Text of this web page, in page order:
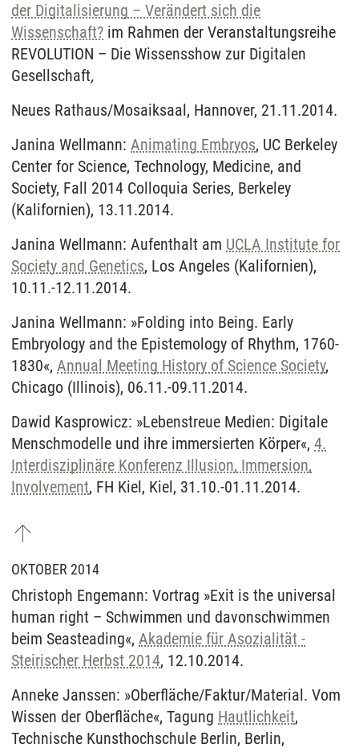
der Digitalisierung – Verändert sich die
Wissenschaft? im Rahmen der Veranstaltungsreihe
REVOLUTION – Die Wissensshow zur Digitalen
Gesellschaft,
Neues Rathaus/Mosaiksaal, Hannover, 21.11.2014.
Janina Wellmann: Animating Embryos, UC Berkeley
Center for Science, Technology, Medicine, and
Society, Fall 2014 Colloquia Series, Berkeley
(Kalifornien), 13.11.2014.
Janina Wellmann: Aufenthalt am UCLA Institute for
Society and Genetics, Los Angeles (Kalifornien),
10.11.-12.11.2014.
Janina Wellmann: »Folding into Being. Early
Embryology and the Epistemology of Rhythm, 1760-
1830«, Annual Meeting History of Science Society,
Chicago (Illinois), 06.11.-09.11.2014.
Dawid Kasprowicz: »Lebenstreue Medien: Digitale
Menschmodelle und ihre immersierten Körper«, 4.
Interdisziplinäre Konferenz Illusion, Immersion,
Involvement, FH Kiel, Kiel, 31.10.-01.11.2014.
OKTOBER 2014
Christoph Engemann: Vortrag »Exit is the universal
human right – Schwimmen und davonschwimmen
beim Seasteading«, Akademie für Asozialität -
Steirischer Herbst 2014, 12.10.2014.
Anneke Janssen: »Oberfläche/Faktur/Material. Vom
Wissen der Oberfläche«, Tagung Hautlichkeit,
Technische Kunsthochschule Berlin, Berlin,